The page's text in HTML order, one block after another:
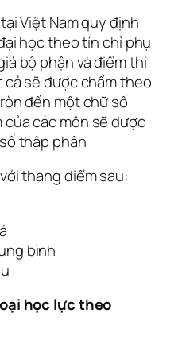
Việt Nam quy định
học theo tín chỉ phụ
bộ phận và điểm thi
sẽ được chấm theo
đến một chữ số
các môn sẽ được
thập phân
thang điểm sau:
bình
học lực theo